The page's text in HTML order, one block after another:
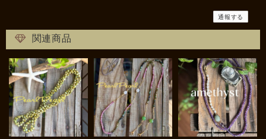
通報する
関連商品